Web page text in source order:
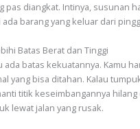
pas diangkat. Intinya, susunan
ada barang yang keluar dari
Batas Berat dan Tinggi
ada batas kekuatannya. Kamu
yang bisa ditahan. Kalau
titik keseimbangannya hilang
lewat jalan yang rusak.